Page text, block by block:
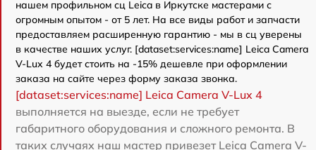
нашем профильном сц Leica в Иркутске мастерами с
огромным опытом - от 5 лет. На все виды работ и запчасти
предоставляем расширенную гарантию - мы в сц уверены
в качестве наших услуг. [dataset:services:name] Leica Camera
V-Lux 4 будет стоить на -15% дешевле при оформлении
заказа на сайте через форму заказа звонка.
[dataset:services:name] Leica Camera V-Lux 4
выполняется на выезде, если не требует
габаритного оборудования и сложного ремонта. В
таких случаях наш мастер привезет Leica Camera V-